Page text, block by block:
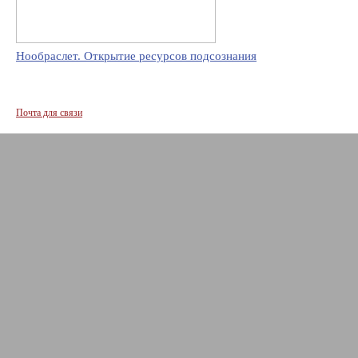
Нообраслет. Открытие ресурсов подсознания
Почта для связи